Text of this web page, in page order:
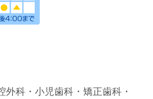
外科・小児歯科・矯正歯科・